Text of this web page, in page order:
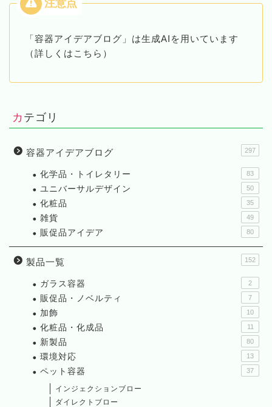
「容器アイデアブログ」は生成AIを用いています
（詳しくはこちら）
カテゴリ
容器アイデアブログ 297
化学品・トイレタリー 83
ユニバーサルデザイン 50
化粧品 35
雑貨 49
販促品アイデア 80
製品一覧 152
ガラス容器 2
販促品・ノベルティ 7
加飾 10
化粧品・化成品 11
新製品 80
環境対応 13
ペット容器 37
インジェクションブロー
ダイレクトブロー